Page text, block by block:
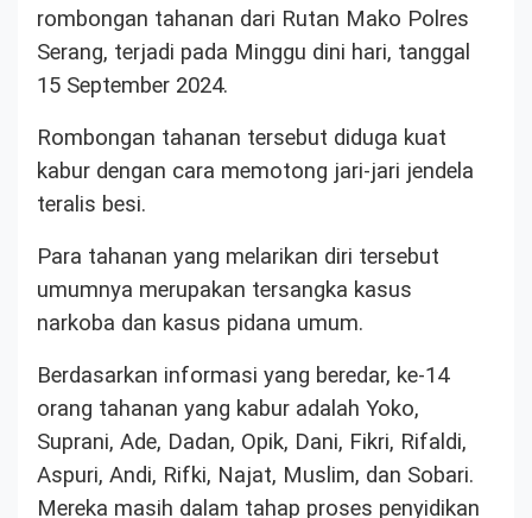
rombongan tahanan dari Rutan Mako Polres
Serang, terjadi pada Minggu dini hari, tanggal
15 September 2024.
Rombongan tahanan tersebut diduga kuat
kabur dengan cara memotong jari-jari jendela
teralis besi.
Para tahanan yang melarikan diri tersebut
umumnya merupakan tersangka kasus
narkoba dan kasus pidana umum.
Berdasarkan informasi yang beredar, ke-14
orang tahanan yang kabur adalah Yoko,
Suprani, Ade, Dadan, Opik, Dani, Fikri, Rifaldi,
Aspuri, Andi, Rifki, Najat, Muslim, dan Sobari.
Mereka masih dalam tahap proses penyidikan